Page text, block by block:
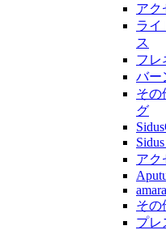
アク
ライ
ス
フレ
バー
その
グ
アク
その
プレ